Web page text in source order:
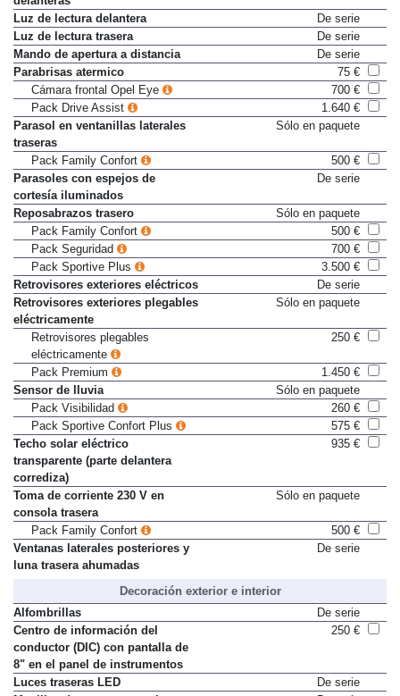
Luz de lectura delantera
De serie
Luz de lectura trasera
De serie
Mando de apertura a distancia
De serie
Parabrisas atermico
75 €
Cámara frontal Opel Eye
700 €
Pack Drive Assist
1.640 €
Parasol en ventanillas laterales
traseras
Sólo en paquete
Pack Family Confort
500 €
Parasoles con espejos de
cortesía iluminados
De serie
Reposabrazos trasero
Sólo en paquete
Pack Family Confort
500 €
Pack Seguridad
700 €
Pack Sportive Plus
3.500 €
Retrovisores exteriores eléctricos
De serie
Retrovisores exteriores plegables
eléctricamente
Sólo en paquete
Retrovisores plegables
eléctricamente
250 €
Pack Premium
1.450 €
Sensor de lluvia
Sólo en paquete
Pack Visibilidad
260 €
Pack Sportive Confort Plus
575 €
Techo solar eléctrico
transparente (parte delantera
corrediza)
935 €
Toma de corriente 230 V en
consola trasera
Sólo en paquete
Pack Family Confort
500 €
Ventanas laterales posteriores y
luna trasera ahumadas
De serie
Decoración exterior e interior
Alfombrillas
De serie
Centro de información del
conductor (DIC) con pantalla de
8" en el panel de instrumentos
250 €
Luces traseras LED
De serie